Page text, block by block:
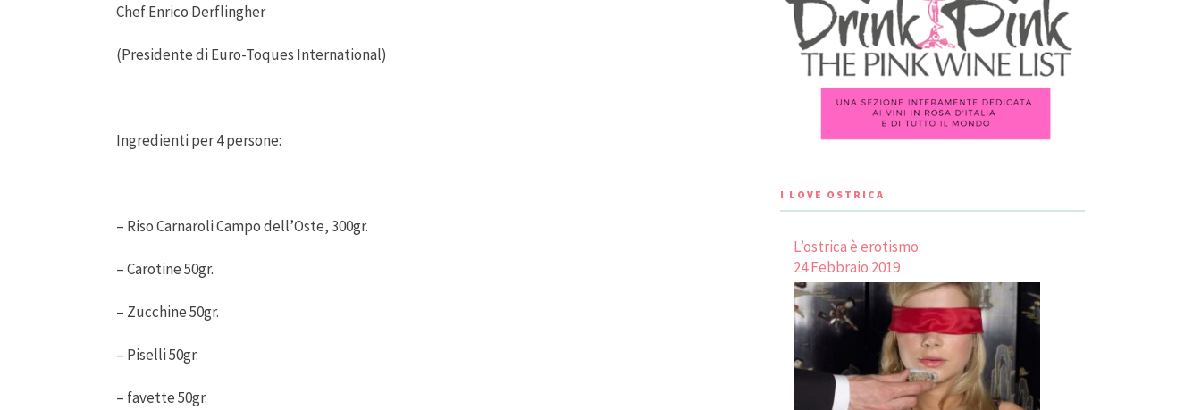
Chef Enrico Derflingher
(Presidente di Euro-Toques International)
Ingredienti per 4 persone:
– Riso Carnaroli Campo dell’Oste, 300gr.
– Carotine 50gr.
– Zucchine 50gr.
– Piselli 50gr.
– favette 50gr.
I LOVE OSTRICA
L’ostrica è erotismo
24 Febbraio 2019